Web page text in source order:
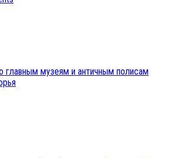
главным музеям и античным полисам